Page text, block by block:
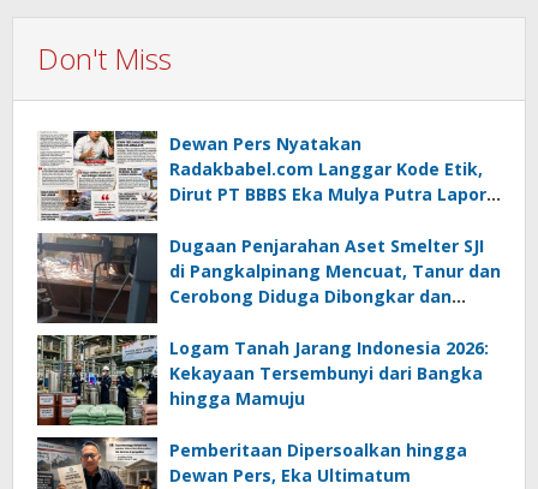
Don't Miss
Dewan Pers Nyatakan
Radakbabel.com Langgar Kode Etik,
Dirut PT BBBS Eka Mulya Putra Lapor
Dugaan Penjarahan Aset Smelter SJI
di Pangkalpinang Mencuat, Tanur dan
Cerobong Diduga Dibongkar dan
Logam Tanah Jarang Indonesia 2026:
Kekayaan Tersembunyi dari Bangka
hingga Mamuju
Pemberitaan Dipersoalkan hingga
Dewan Pers, Eka Ultimatum